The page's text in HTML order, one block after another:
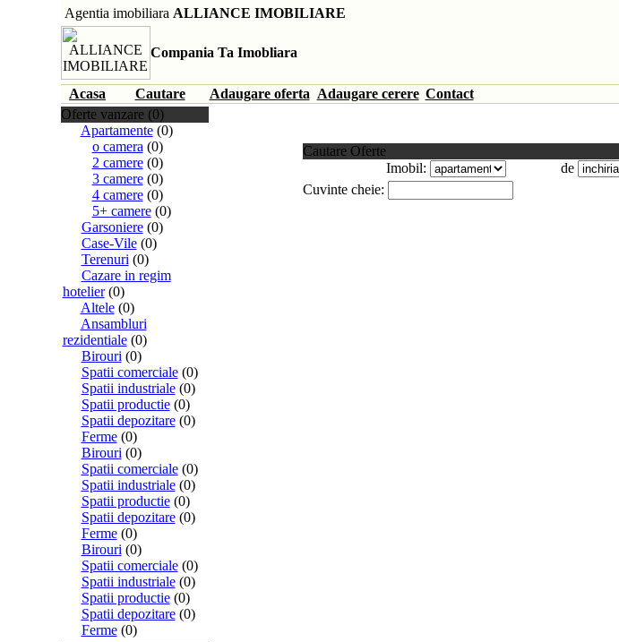
Agentia imobiliara ALLIANCE IMOBILIARE
Compania Ta Imobliara
Acasa Cautare Adaugare oferta Adaugare cerere Contact
Oferte vanzare (0)
Apartamente(0)
o camera (0)
2 camere(0)
3 camere(0)
4 camere(0)
5+ camere(0)
Garsoniere(0)
Case-Vile(0)
Terenuri (0)
Cazare in regim
hotelier(0)
Altele(0)
Ansambluri
rezidentiale(0)
Birouri (0)
Spatii comerciale(0)
Spatii industriale(0)
Spatii productie(0)
Spatii depozitare(0)
Ferme(0)
Birouri (0)
Spatii comerciale(0)
Spatii industriale(0)
Spatii productie(0)
Spatii depozitare(0)
Ferme(0)
Birouri (0)
Spatii comerciale(0)
Spatii industriale(0)
Spatii productie(0)
Spatii depozitare(0)
Ferme(0)
Cautare Oferte
Imobil:
de
Cuvinte cheie: